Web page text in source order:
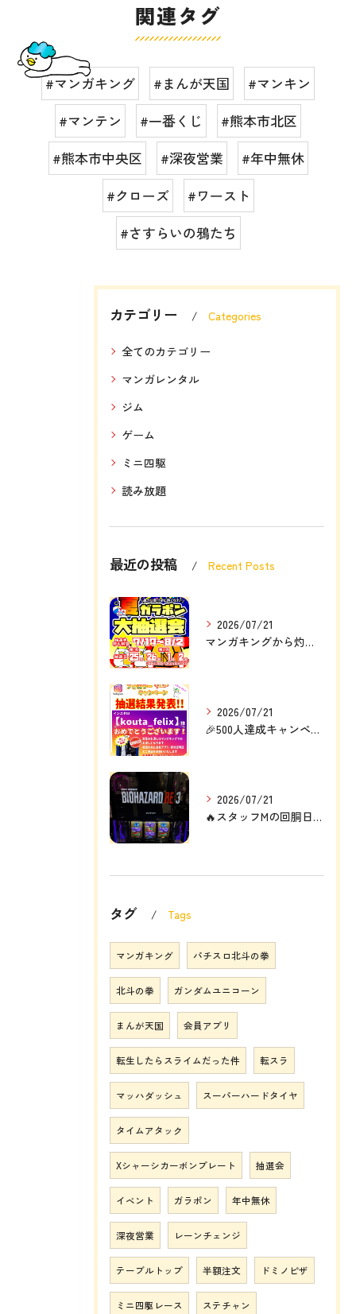
関連タグ
#マンガキング #まんが天国
#マンキン
#マンテン
#一番くじ
#熊本市北区
#熊本市中央区
#深夜営業
#年中無休
#クローズ
#ワースト
#さすらいの鴉たち
カテゴリー Categories
全てのカテゴリー
マンガレンタル
ジム
ゲーム
ミニ四駆
読み放題
最近の投稿 Recent Posts
2026/07/21
マンガキングから灼熱の定例大イベント❗❗🎉
2026/07/21
🎉500人達成キャンペーン結果発表🎉
2026/07/21
🔥スタッフMの回胴日記🔥
タグ Tags
マンガキング パチスロ北斗の拳
北斗の拳 ガンダムユニコーン
まんが天国 会員アプリ
転生したらスライムだった件 転スラ
マッハダッシュ スーパーハードタイヤ
タイムアタック
Xシャーシカーボンプレート 抽選会
イベント ガラポン 年中無休
深夜営業 レーンチェンジ
テーブルトップ 半額注文 ドミノピザ
ミニ四駆レース ステチャン